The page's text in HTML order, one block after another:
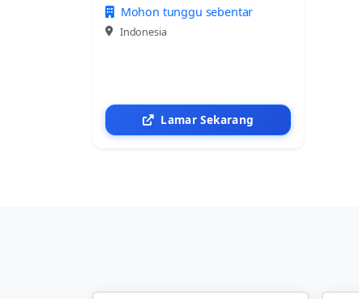
Mohon tunggu sebentar
Indonesia
Lamar Sekarang